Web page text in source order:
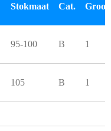
Stokmaat Cat.
95-100 B 1
105 B 1